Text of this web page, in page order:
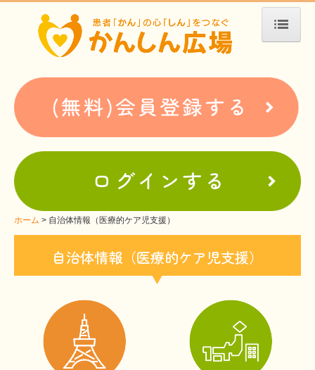
ホーム
患者会・支援団体紹介
疾患別検索
疾患分類検索
支援中ホームページ一例
患者会紹介
WEBメディアに関するコラム
文献に関するコラム
子どもに関するコラム
ホーム 自治体情報（医療的ケア児支援）
自治体情報（医療的ケア児支援）